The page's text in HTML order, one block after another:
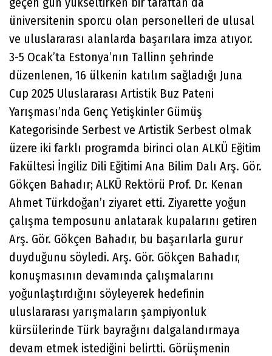
üniversitenin sporcu olan personelleri de ulusal
ve uluslararası alanlarda başarılara imza atıyor.
3-5 Ocak’ta Estonya’nın Tallinn şehrinde
düzenlenen, 16 ülkenin katılım sağladığı Juna
Cup 2025 Uluslararası Artistik Buz Pateni
Yarışması’nda Genç Yetişkinler Gümüş
Kategorisinde Serbest ve Artistik Serbest olmak
üzere iki farklı programda birinci olan ALKÜ Eğitim
Fakültesi İngiliz Dili Eğitimi Ana Bilim Dalı Arş. Gör.
Gökçen Bahadır; ALKÜ Rektörü Prof. Dr. Kenan
Ahmet Türkdoğan’ı ziyaret etti. Ziyarette yoğun
çalışma temposunu anlatarak kupalarını getiren
Arş. Gör. Gökçen Bahadır, bu başarılarla gurur
duyduğunu söyledi. Arş. Gör. Gökçen Bahadır,
konuşmasının devamında çalışmalarını
yoğunlaştırdığını söyleyerek hedefinin
uluslararası yarışmaların şampiyonluk
kürsülerinde Türk bayrağını dalgalandırmaya
devam etmek istediğini belirtti. Görüşmenin